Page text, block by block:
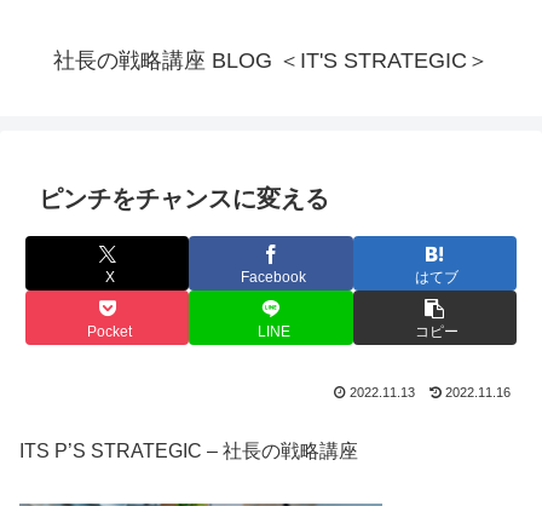
社長の戦略講座 BLOG ＜IT'S STRATEGIC＞
ピンチをチャンスに変える
X Facebook はてブ
Pocket LINE コピー
2022.11.13 2022.11.16
ITS P’S STRATEGIC – 社長の戦略講座